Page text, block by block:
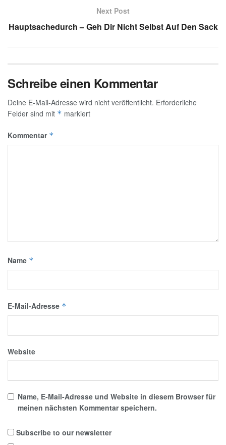
Next Post
Hauptsachedurch – Geh Dir Nicht Selbst Auf Den Sack
Schreibe einen Kommentar
Deine E-Mail-Adresse wird nicht veröffentlicht. Erforderliche
Felder sind mit * markiert
Kommentar *
Name *
E-Mail-Adresse *
Website
Name, E-Mail-Adresse und Website in diesem Browser für
meinen nächsten Kommentar speichern.
Subscribe to our newsletter